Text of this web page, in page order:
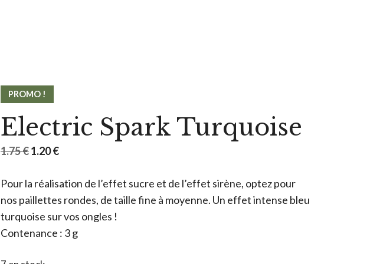
PROMO !
Electric Spark Turquoise
1.75€ Le
initial
était :
1.75 €.
1.20€Le
actuel
est :
1.20 €.
Pour la réalisation de l’effet sucre et de l’effet sirène, optez pour
nos paillettes rondes, de taille fine à moyenne. Un effet intense bleu
turquoise sur vos ongles !
Contenance : 3 g